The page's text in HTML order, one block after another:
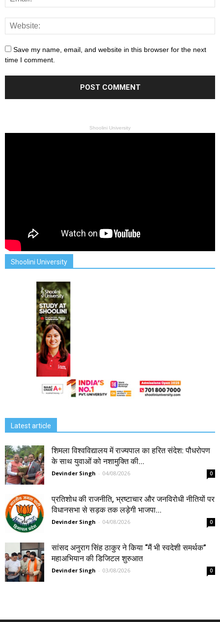
Save my name, email, and website in this browser for the next
time I comment.
Shoolini University
Shoolini University
Latest article
शिमला विश्वविद्यालय में राज्यपाल का हरित संदेश: पौधरोपण
के साथ युवाओं को नशामुक्ति की...
Devinder Singh - 04/08/2026 0
प्रतिशोध की राजनीति, भ्रष्टाचार और जनविरोधी नीतियों पर
विधानसभा से सड़क तक लड़ेगी भाजपा...
Devinder Singh - 04/08/2026 0
सांसद अनुराग सिंह ठाकुर ने किया “मैं भी स्वदेशी समर्थक”
महाअभियान की डिजिटल शुरुआत
Devinder Singh - 03/08/2026 0